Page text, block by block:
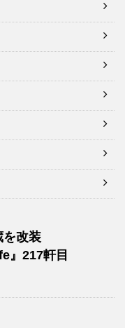
を改装
』217軒目